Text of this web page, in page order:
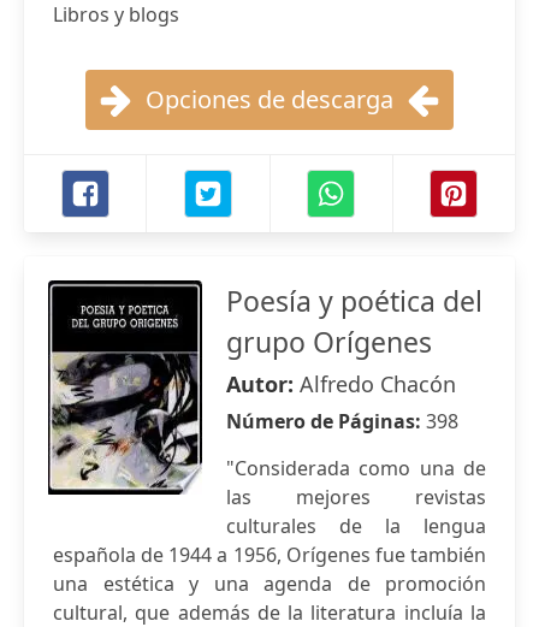
Libros y blogs
Opciones de descarga
Poesía y poética del
grupo Orígenes
Autor: Alfredo Chacón
Número de Páginas: 398
"Considerada como una de
las mejores revistas
culturales de la lengua
española de 1944 a 1956, Orígenes fue también
una estética y una agenda de promoción
cultural, que además de la literatura incluía la